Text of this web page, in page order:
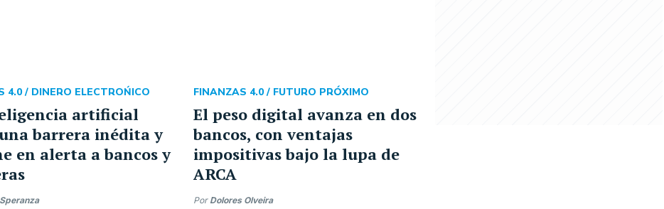
artificial
barrera inédita y
en alerta a bancos y
4.0 / DINERO ELECTROŃICO
El peso digital avanza en dos
bancos, con ventajas
impositivas bajo la lupa de
ARCA
FINANZAS 4.0 / FUTURO PRÓXIMO
Por Dolores Olveira